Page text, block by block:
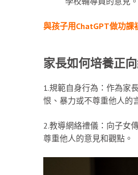
與孩子用ChatGPT做功課
家長如何培養正
1.規範自身行為：作為家
恨、暴力或不尊重他人的
2.教導網絡禮儀：向子女
尊重他人的意見和觀點。